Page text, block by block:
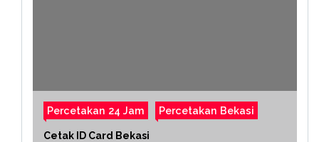
Percetakan 24 Jam Percetakan Bekasi
Cetak ID Card Bekasi